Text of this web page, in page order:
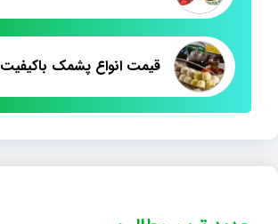
قیمت انواع پشمک باکیفیت